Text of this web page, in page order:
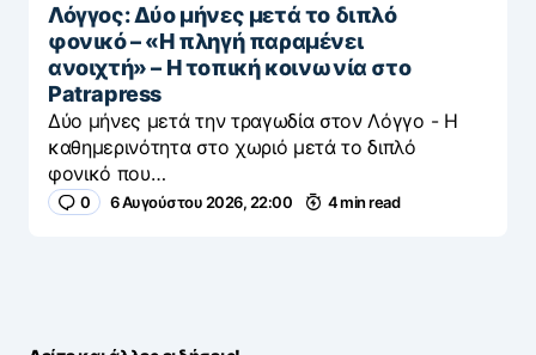
Λόγγος: Δύο μήνες μετά το διπλό
φονικό – «H πληγή παραμένει
ανοιχτή» – Η τοπική κοινωνία στο
Patrapress
Δύο μήνες μετά την τραγωδία στον Λόγγο - H
καθημερινότητα στο χωριό μετά το διπλό
φονικό που…
0 6 Αυγούστου 2026, 22:00 4 min read